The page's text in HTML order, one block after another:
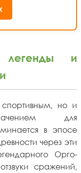
легенды и
но и
для
в эпосе
через эти
Орго-
сражений,